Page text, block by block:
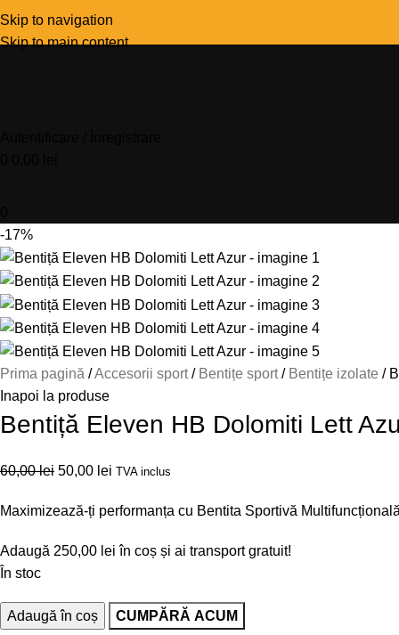
Skip to navigation
Skip to main content
-17%
Prima pagină Accesorii sport Bentițe sport Bentițe izolate
Inapoi la produse
Bentiță Eleven HB Dolomiti Lett
60,00lei 50,00 lei TVA inclus
Maximizează-ți performanța cu Bentita Sportivă
Adaugă 250,00 lei în coș și ai transport gratuit!
În stoc
Adaugă în coș
CUMPĂRĂ ACUM